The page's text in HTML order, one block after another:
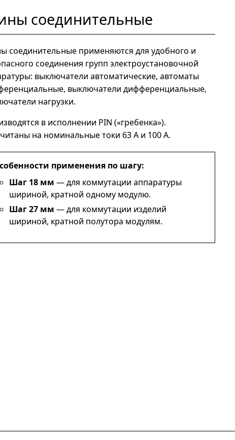
соединительные
соединительные применяются для удобного и
соединения групп электроустановочной
выключатели автоматические, автоматы
выключатели дифференциальные,
нагрузки.
в исполнении PIN («гребенка»).
на номинальные токи 63 А и 100 А.
применения по шагу:
Шаг 18 мм — для коммутации аппаратуры
шириной, кратной одному модулю.
Шаг 27 мм — для коммутации изделий
шириной, кратной полутора модулям.